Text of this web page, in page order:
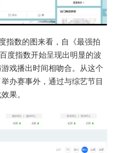
指数的图来看，自《最强拍
度指数开始呈现出明显的波
戏播出时间相吻合。从这个
办赛事外，通过与综艺节目
果。